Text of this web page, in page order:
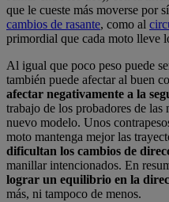
que le cueste más moverse por
cambios de rasante, como al
primordial que cada moto lleve
Al igual que poco peso puede
también puede afectar al buen
afectar negativamente a la
trabajo de los probadores de las
nuevo modelo. Unos
moto mantenga mejor las
dificultan los cambios de
manillar intencionados. En
lograr un equilibrio en la
más, ni tampoco de menos.